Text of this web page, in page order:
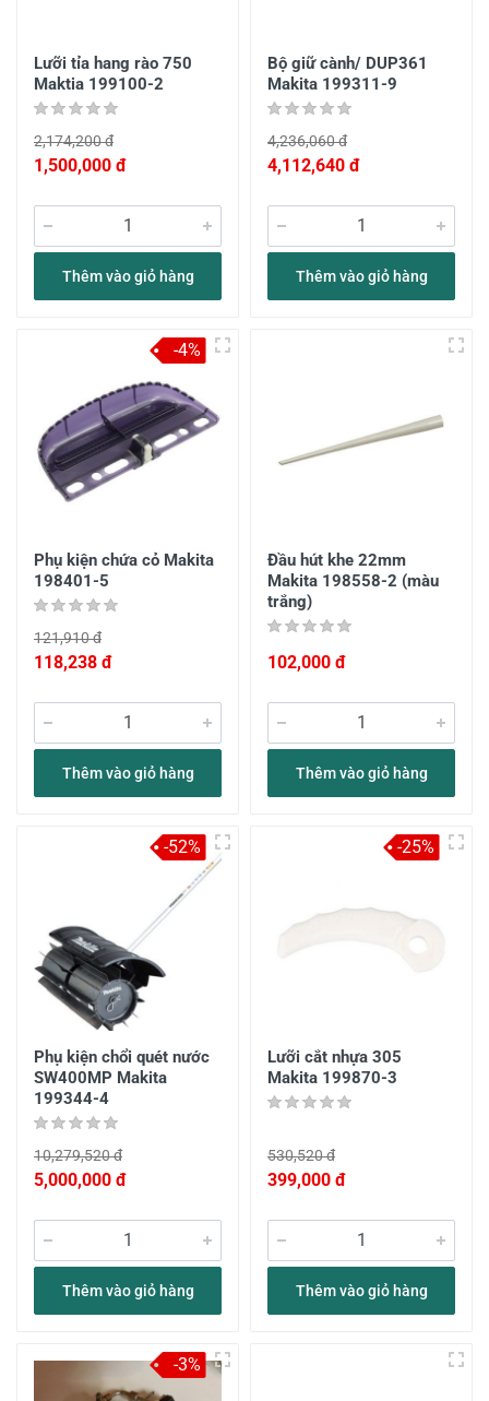
Lưỡi tỉa hang rào 750
Maktia 199100-2
2,174,200 đ
1,500,000 đ
Thêm vào giỏ hàng
Bộ giữ cành/ DUP361
Makita 199311-9
4,236,060 đ
4,112,640 đ
Thêm vào giỏ hàng
Phụ kiện chứa cỏ Makita
198401-5
121,910 đ
118,238 đ
Thêm vào giỏ hàng
-4%
Đầu hút khe 22mm
Makita 198558-2 (màu
trắng)
102,000 đ
Thêm vào giỏ hàng
Phụ kiện chổi quét nước
SW400MP Makita
199344-4
10,279,520 đ
5,000,000 đ
Thêm vào giỏ hàng
-52%
Lưỡi cắt nhựa 305
Makita 199870-3
530,520 đ
399,000 đ
Thêm vào giỏ hàng
-25%
-3%